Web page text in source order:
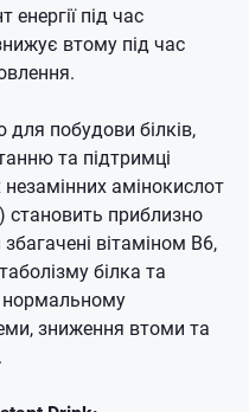
під час
втому під час
побудови білків,
та підтримці
амінокислот
становить приблизно
вітаміном B6,
білка та
нормальному
зниження втоми та